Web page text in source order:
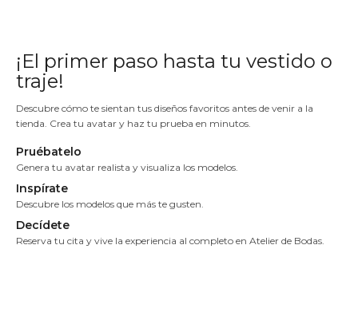
¡El primer paso hasta tu vestido o
traje!
Descubre cómo te sientan tus diseños favoritos antes de venir a la
tienda. Crea tu avatar y haz tu prueba en minutos.
Pruébatelo
Genera tu avatar realista y visualiza los modelos.
Inspírate
Descubre los modelos que más te gusten.
Decídete
Reserva tu cita y vive la experiencia al completo en Atelier de Bodas.